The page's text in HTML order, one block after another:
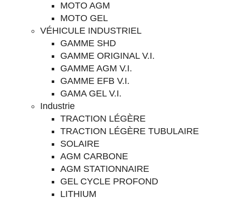
MOTO AGM
MOTO GEL
VÉHICULE INDUSTRIEL
GAMME SHD
GAMME ORIGINAL V.I.
GAMME AGM V.I.
GAMME EFB V.I.
GAMA GEL V.I.
Industrie
TRACTION LÉGÈRE
TRACTION LÉGÈRE TUBULAIRE
SOLAIRE
AGM CARBONE
AGM STATIONNAIRE
GEL CYCLE PROFOND
LITHIUM